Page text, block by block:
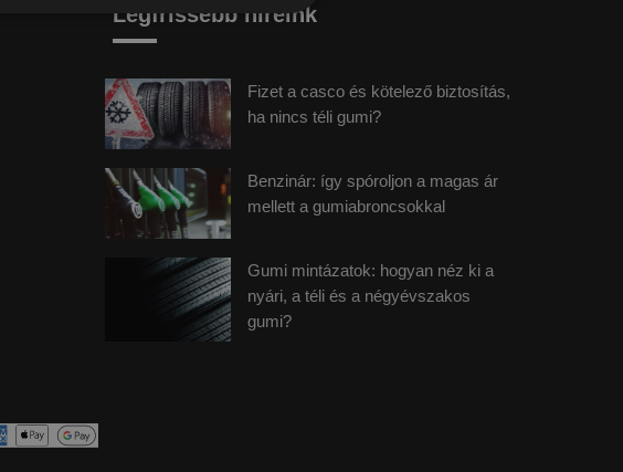
Legfrissebb híreink
Fizet a casco és kötelező biztosítás,
ha nincs téli gumi?
Benzinár: így spóroljon a magas ár
mellett a gumiabroncsokkal
Gumi mintázatok: hogyan néz ki a
nyári, a téli és a négyévszakos
gumi?